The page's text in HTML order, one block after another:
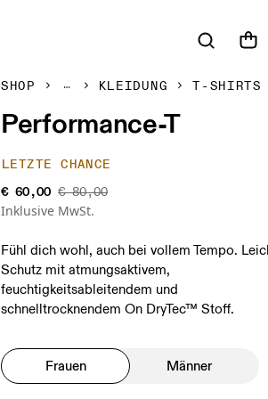
SHOP KLEIDUNG T-SHIRTS
Performance-T
LETZTE CHANCE
€ 60,00 € 80,00
Inklusive MwSt.
Fühl dich wohl, auch bei vollem Tempo.
Schutz mit atmungsaktivem,
feuchtigkeitsableitendem und
schnelltrocknendem On DryTec™ Stoff.
Frauen Männer